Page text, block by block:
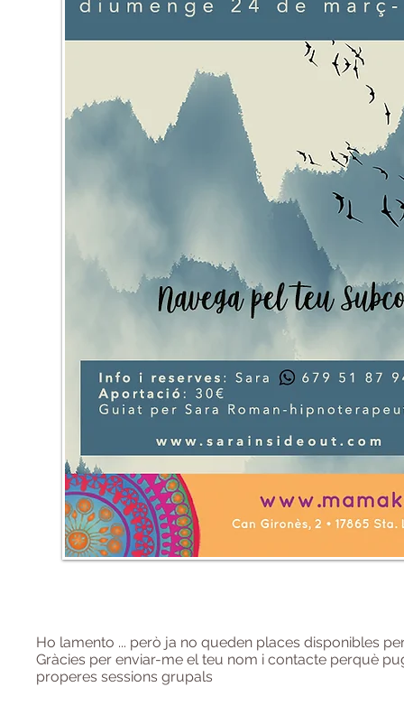
Ho lamento ... però ja no queden places disponibles
Gràcies per enviar-me el teu nom i contacte perquè
properes sessions grupals